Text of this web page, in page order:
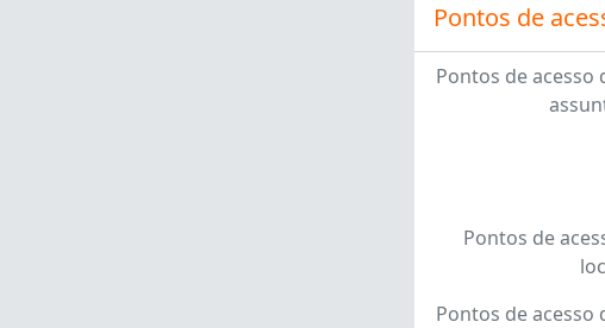
Pontos de
Pontos de acesso
Pontos de
Pontos de acesso